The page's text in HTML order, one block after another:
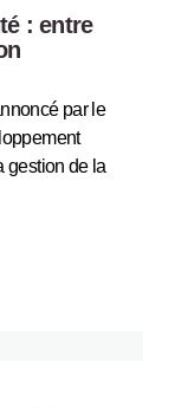
: entre
par le
gestion de la